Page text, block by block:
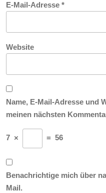
E-Mail-Adresse *
Website
Name, E-Mail-Adresse und
meinen nächsten
7 × = 56
Benachrichtige mich über
Mail.